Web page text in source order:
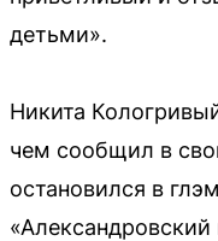
детьми».
Никита
чем сообщил в
остановился в
«Александровский